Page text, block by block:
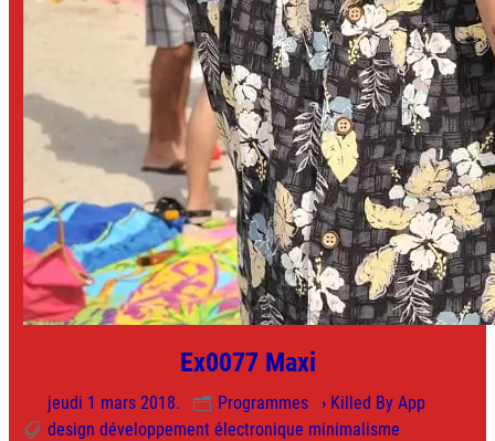
Ex0077 Maxi
jeudi 1 mars 2018. Programmes
› Killed By App
design développement électronique minimalisme